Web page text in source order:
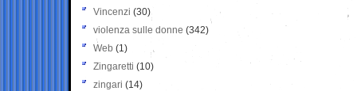
Vincenzi (30)
violenza sulle donne (342)
Web (1)
Zingaretti (10)
zingari (14)